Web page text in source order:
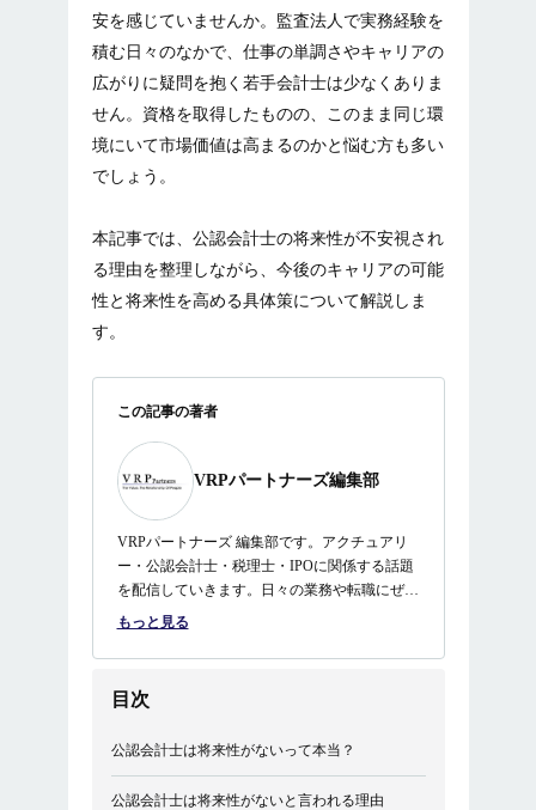
安を感じていませんか。監査法人で実務経験を
積む日々のなかで、仕事の単調さやキャリアの
広がりに疑問を抱く若手会計士は少なくありま
せん。資格を取得したものの、このまま同じ環
境にいて市場価値は高まるのかと悩む方も多い
でしょう。
本記事では、公認会計士の将来性が不安視され
る理由を整理しながら、今後のキャリアの可能
性と将来性を高める具体策について解説しま
す。
この記事の著者
VRPパートナーズ編集部
VRPパートナーズ 編集部です。アクチュアリ
ー・公認会計士・税理士・IPOに関係する話題
を配信していきます。日々の業務や転職にぜひ
ご活用ください。
もっと見る
目次
公認会計士は将来性がないって本当？
公認会計士は将来性がないと言われる理由